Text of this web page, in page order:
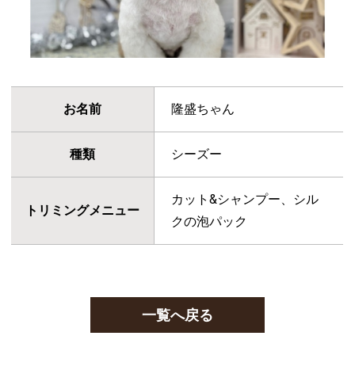
お名前 隆盛ちゃん
種類 シーズー
トリミングメニュー
カット&シャンプー、シル
クの泡パック
一覧へ戻る